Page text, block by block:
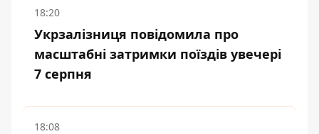
18:20
Укрзалізниця повідомила про
масштабні затримки поїздів увечері
7 серпня
18:08